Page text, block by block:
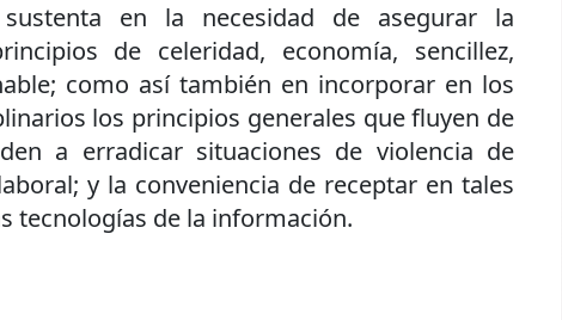
en la necesidad de asegurar la
de celeridad, economía, sencillez,
como así también en incorporar en los
los principios generales que fluyen de
a erradicar situaciones de violencia de
y la conveniencia de receptar en tales
tecnologías de la información.